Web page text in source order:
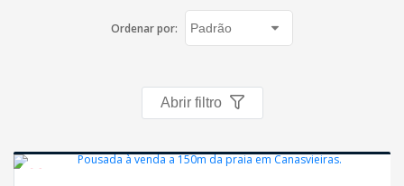
Ordenar por:
Abrir filtro